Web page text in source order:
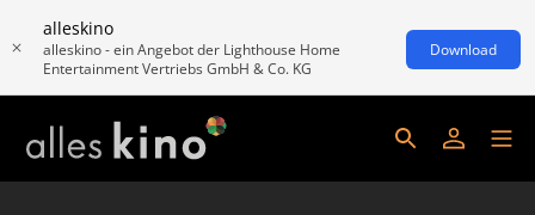
alleskino
alleskino - ein Angebot der Lighthouse Home
Entertainment Vertriebs GmbH & Co. KG
Download